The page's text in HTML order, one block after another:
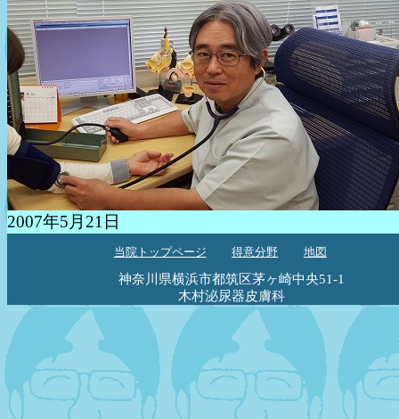
2007年5月21日
当院トップページ 得意分野 地図
神奈川県横浜市都筑区茅ヶ崎中央51-1
木村泌尿器皮膚科